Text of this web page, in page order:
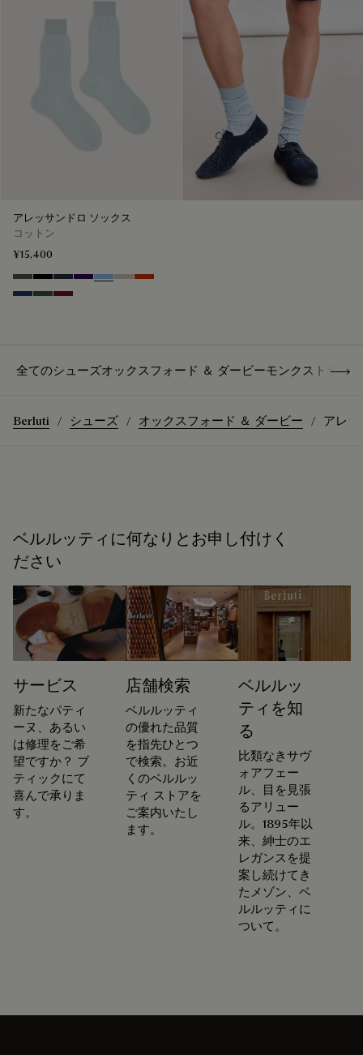
アレッサンドロ ソックス
コットン
¥15,400
Anthracite
NoirNavyIndigoGlacial Blue
Natural beige
Bright Coral
Denim Spirit
Vert De Gris
Nero Bordo
全てのシューズオックスフォード ＆ ダービーモンクストラッ
Berluti シューズ オックスフォード ＆ ダービー アレ
ベルルッティに何なりとお申し付けく
ださい
サービス
新たなパティ
ーヌ、あるい
は修理をご希
望ですか？ ブ
ティックにて
喜んで承りま
す。
店舗検索
ベルルッティ
の優れた品質
を指先ひとつ
で検索。お近
くのベルルッ
ティ ストアを
ご案内いたし
ます。
ベルルッ
ティを知
る
比類なきサヴ
ォアフェー
ル、目を見張
るアリュー
ル。1895年以
来、紳士のエ
レガンスを提
案し続けてき
たメゾン、ベ
ルルッティに
ついて。